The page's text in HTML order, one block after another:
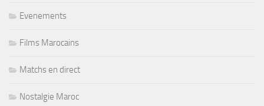
Evenements
Films Marocains
Matchs en direct
Nostalgie Maroc